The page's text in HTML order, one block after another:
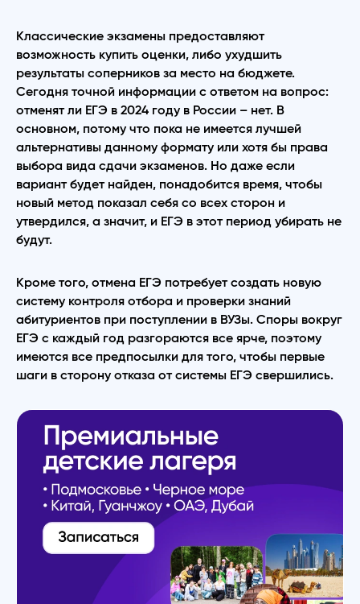
Классические экзамены предоставляют
возможность купить оценки, либо ухудшить
результаты соперников за место на бюджете.
Сегодня точной информации с ответом на вопрос:
отменят ли ЕГЭ в 2024 году в России – нет. В
основном, потому что пока не имеется лучшей
альтернативы данному формату или хотя бы права
выбора вида сдачи экзаменов. Но даже если
вариант будет найден, понадобится время, чтобы
новый метод показал себя со всех сторон и
утвердился, а значит, и ЕГЭ в этот период убирать не
будут.
Кроме того, отмена ЕГЭ потребует создать новую
систему контроля отбора и проверки знаний
абитуриентов при поступлении в ВУЗы. Споры вокруг
ЕГЭ с каждый год разгораются все ярче, поэтому
имеются все предпосылки для того, чтобы первые
шаги в сторону отказа от системы ЕГЭ свершились.